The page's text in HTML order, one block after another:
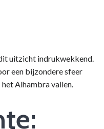
uitzicht indrukwekkend.
een bijzondere sfeer
Alhambra vallen.